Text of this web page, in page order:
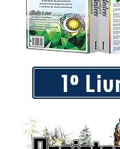
Prefeitura de
20% para
1º